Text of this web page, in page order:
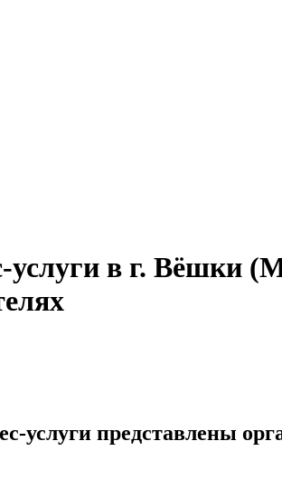
услуги в г.
услуги представлены